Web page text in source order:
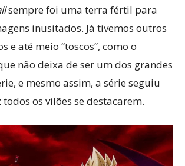
sempre foi uma terra fértil para
inusitados. Já tivemos outros
e até meio “toscos”, como o
não deixa de ser um dos grandes
e mesmo assim, a série seguiu
os vilões se destacarem.